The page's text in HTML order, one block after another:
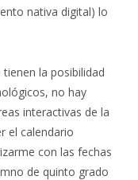
nativa digital) lo
la posibilidad
no hay
interactivas de la
el calendario
con las fechas
de quinto grado